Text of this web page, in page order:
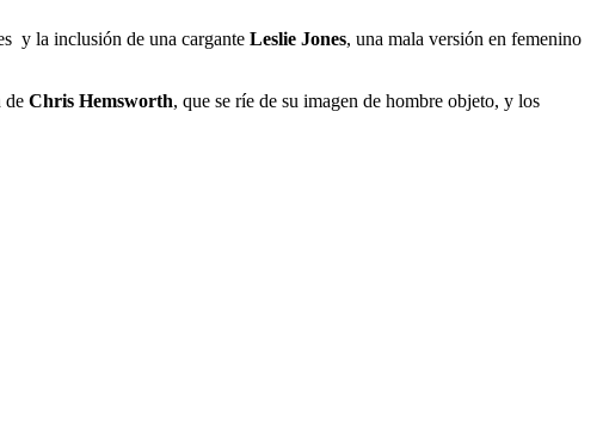
y la inclusión de una cargante Leslie Jones, una mala versión en femenino
de Chris Hemsworth, que se ríe de su imagen de hombre objeto, y los